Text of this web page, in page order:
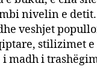
nivelin e
veshjet
stilizimet e
madh i